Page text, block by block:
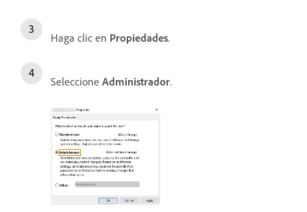
Haga clic en Propiedades.
Seleccione Administrador.